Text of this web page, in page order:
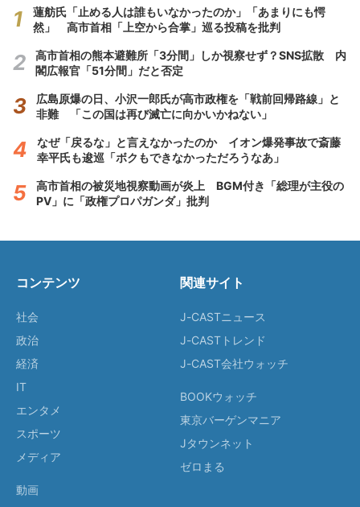
蓮舫氏「止める人は誰もいなかったのか」「あまりにも愕
然」 高市首相「上空から合掌」巡る投稿を批判
高市首相の熊本避難所「3分間」しか視察せず？SNS拡散 内
閣広報官「51分間」だと否定
広島原爆の日、小沢一郎氏が高市政権を「戦前回帰路線」と
非難 「この国は再び滅亡に向かいかねない」
なぜ「戻るな」と言えなかったのか イオン爆発事故で斎藤
幸平氏も逡巡「ボクもできなかっただろうなあ」
高市首相の被災地視察動画が炎上 BGM付き「総理が主役の
PV」に「政権プロパガンダ」批判
コンテンツ
社会
政治
経済
IT
エンタメ
スポーツ
メディア
動画
関連サイト
J-CASTニュース
J-CASTトレンド
J-CAST会社ウォッチ
BOOKウォッチ
東京バーゲンマニア
Jタウンネット
ゼロまる